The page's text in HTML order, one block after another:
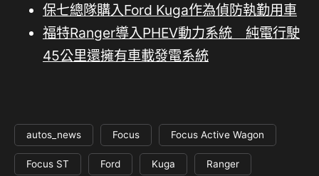
保七總隊購入Ford Kuga作為偵防執勤用車
福特Ranger導入PHEV動力系統 純電行駛
45公里還擁有車載發電系統
autos_news Focus Focus Active Wagon
Focus ST Ford Kuga Ranger